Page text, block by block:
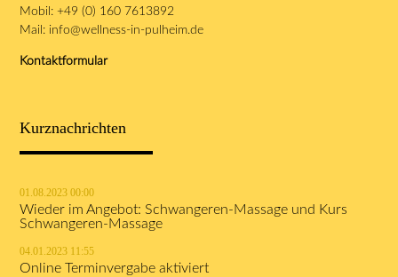
Mobil: +49 (0) 160 7613892
Mail: info@wellness-in-pulheim.de
Kontaktformular
Kurznachrichten
01.08.2023 00:00
Wieder im Angebot: Schwangeren-Massage und Kurs
Schwangeren-Massage
04.01.2023 11:55
Online Terminvergabe aktiviert